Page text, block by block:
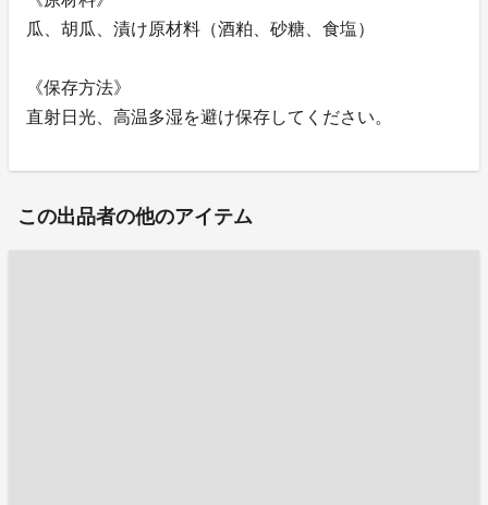
瓜、胡瓜、漬け原材料（酒粕、砂糖、食塩）
《保存方法》
直射日光、高温多湿を避け保存してください。
この出品者の他のアイテム